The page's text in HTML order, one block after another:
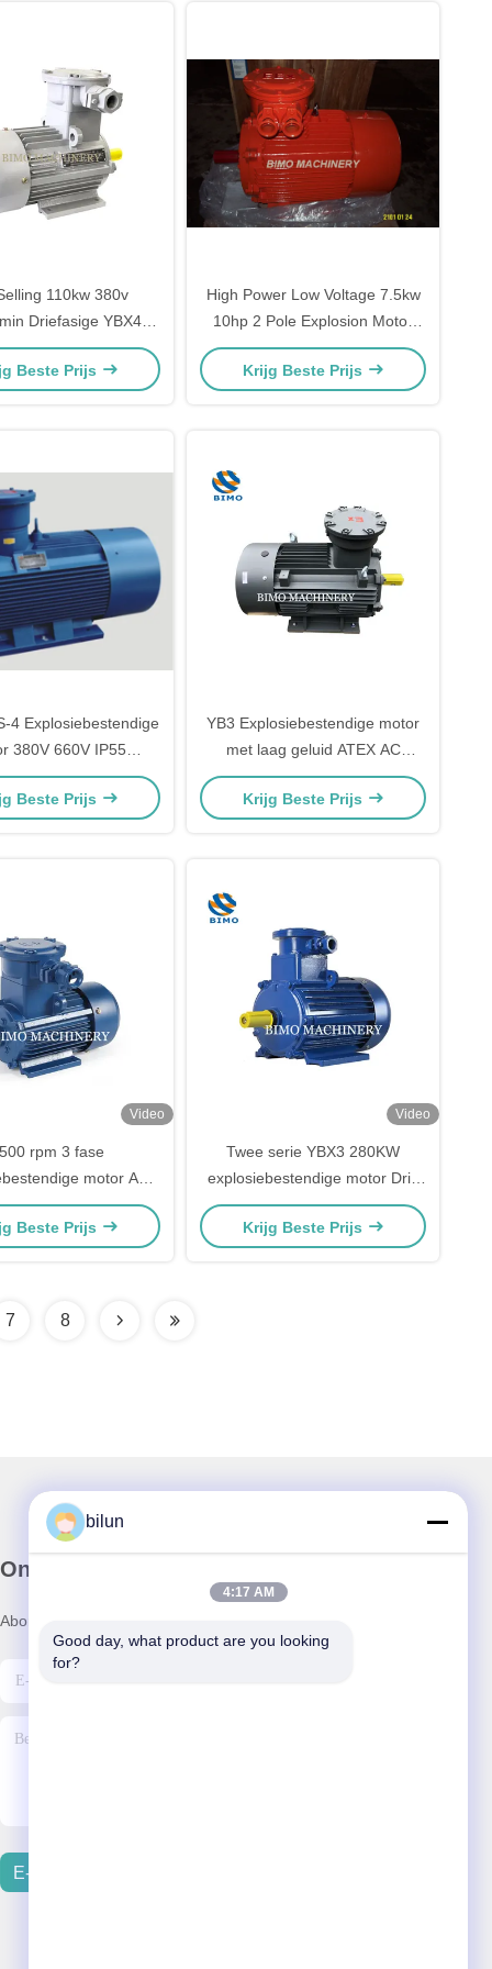
110kw 380v
Driefasige YBX4
Explosieveilige en
Beste Prijs
High Power Low Voltage 7.5kw
10hp 2 Pole Explosion Motor
75kw 380v 1500rpm Explosion
Proof Ac Motor
Krijg Beste Prijs
4 Explosiebestendige
380V 660V IP55
Driefasige
Beste Prijs
YB3 Explosiebestendige motor
met laag geluid ATEX AC
Asynchrone inductie Ex
Elektromotor
Krijg Beste Prijs
Video
rpm 3 fase
motor AC
inductie Ex
motor 1,5 kW
Beste Prijs
Video
Twee serie YBX3 280KW
explosiebestendige motor Drie
fase IE3 elektrische motor
Krijg Beste Prijs
7 8
Onze Nieuwsbrief
Abonneer u op onze nieuwsbrief voor kortingen en meer.
E-Mail Verzenden
bilun
4:17 AM
Good day, what product are you looking
for?